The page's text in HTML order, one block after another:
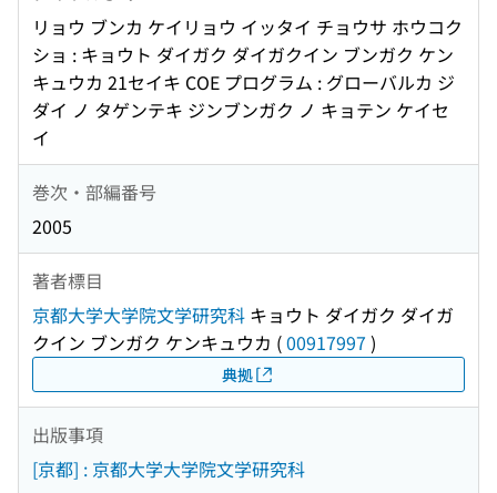
リョウ ブンカ ケイリョウ イッタイ チョウサ ホウコク
ショ : キョウト ダイガク ダイガクイン ブンガク ケン
キュウカ 21セイキ COE プログラム : グローバルカ ジ
ダイ ノ タゲンテキ ジンブンガク ノ キョテン ケイセ
イ
巻次・部編番号
2005
著者標目
京都大学大学院文学研究科 キョウト ダイガク ダイガ
クイン ブンガク ケンキュウカ (00917997 )
典拠
出版事項
[京都] : 京都大学大学院文学研究科